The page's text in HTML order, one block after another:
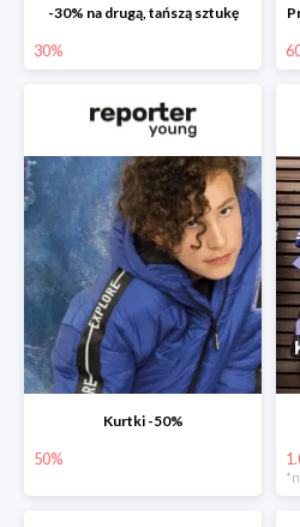
-30% na drugą, tańszą sztukę
30%
Kurtki -50%
50%